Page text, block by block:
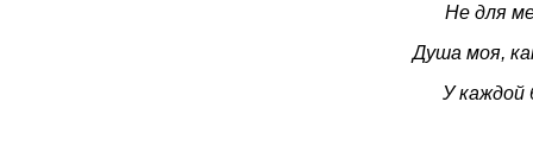
Не для
Душа моя,
У каждой